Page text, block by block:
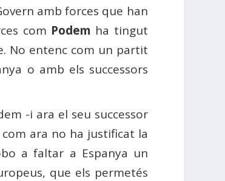
amb forces que han
com Podem ha tingut
No entenc com un partit
o amb els successors
-i ara el seu successor
ara no ha justificat la
a faltar a Espanya un
que els permetés